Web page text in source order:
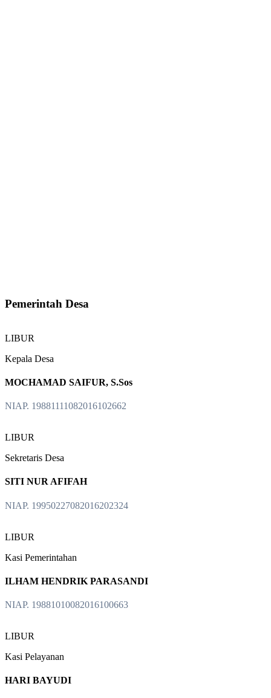
Pemerintah Desa
LIBUR
Kepala Desa
MOCHAMAD SAIFUR, S.Sos
NIAP. 19881111082016102662
LIBUR
Sekretaris Desa
SITI NUR AFIFAH
NIAP. 19950227082016202324
LIBUR
Kasi Pemerintahan
ILHAM HENDRIK PARASANDI
NIAP. 19881010082016100663
LIBUR
Kasi Pelayanan
HARI BAYUDI